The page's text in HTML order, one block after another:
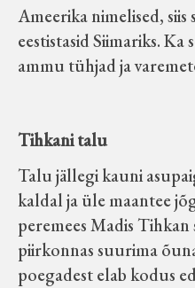
Ameerika nimelised, siis
eestistasid Siimariks.
ammu tühjad ja
Tihkani talu
Talu jällegi kauni
kaldal ja üle maantee
peremees Madis Tihkan
piirkonnas suurima
poegadest elab kodus